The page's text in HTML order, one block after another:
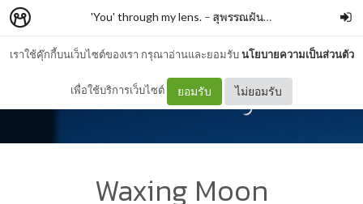
เราใช้คุ๊กกี้บนเว็บไซต์ของเรา กรุณาอ่านและยอมรับนโยบายความเป็นส่วนตัว
เพื่อใช้บริการเว็บไซต์ ยอมรับ ไม่ยอมรับ
'You' through my lens. – สุพรรณฝันเฟื่อง
Waxing Moon